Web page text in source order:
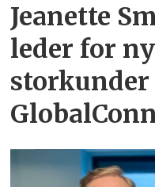
Jeanette
leder for
storkunder